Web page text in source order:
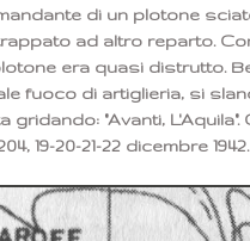
di un plotone
ad altro reparto.
era quasi distrutto.
fuoco di artiglieria, si
"Avanti,
19-20-21-22 dicembre 1942.